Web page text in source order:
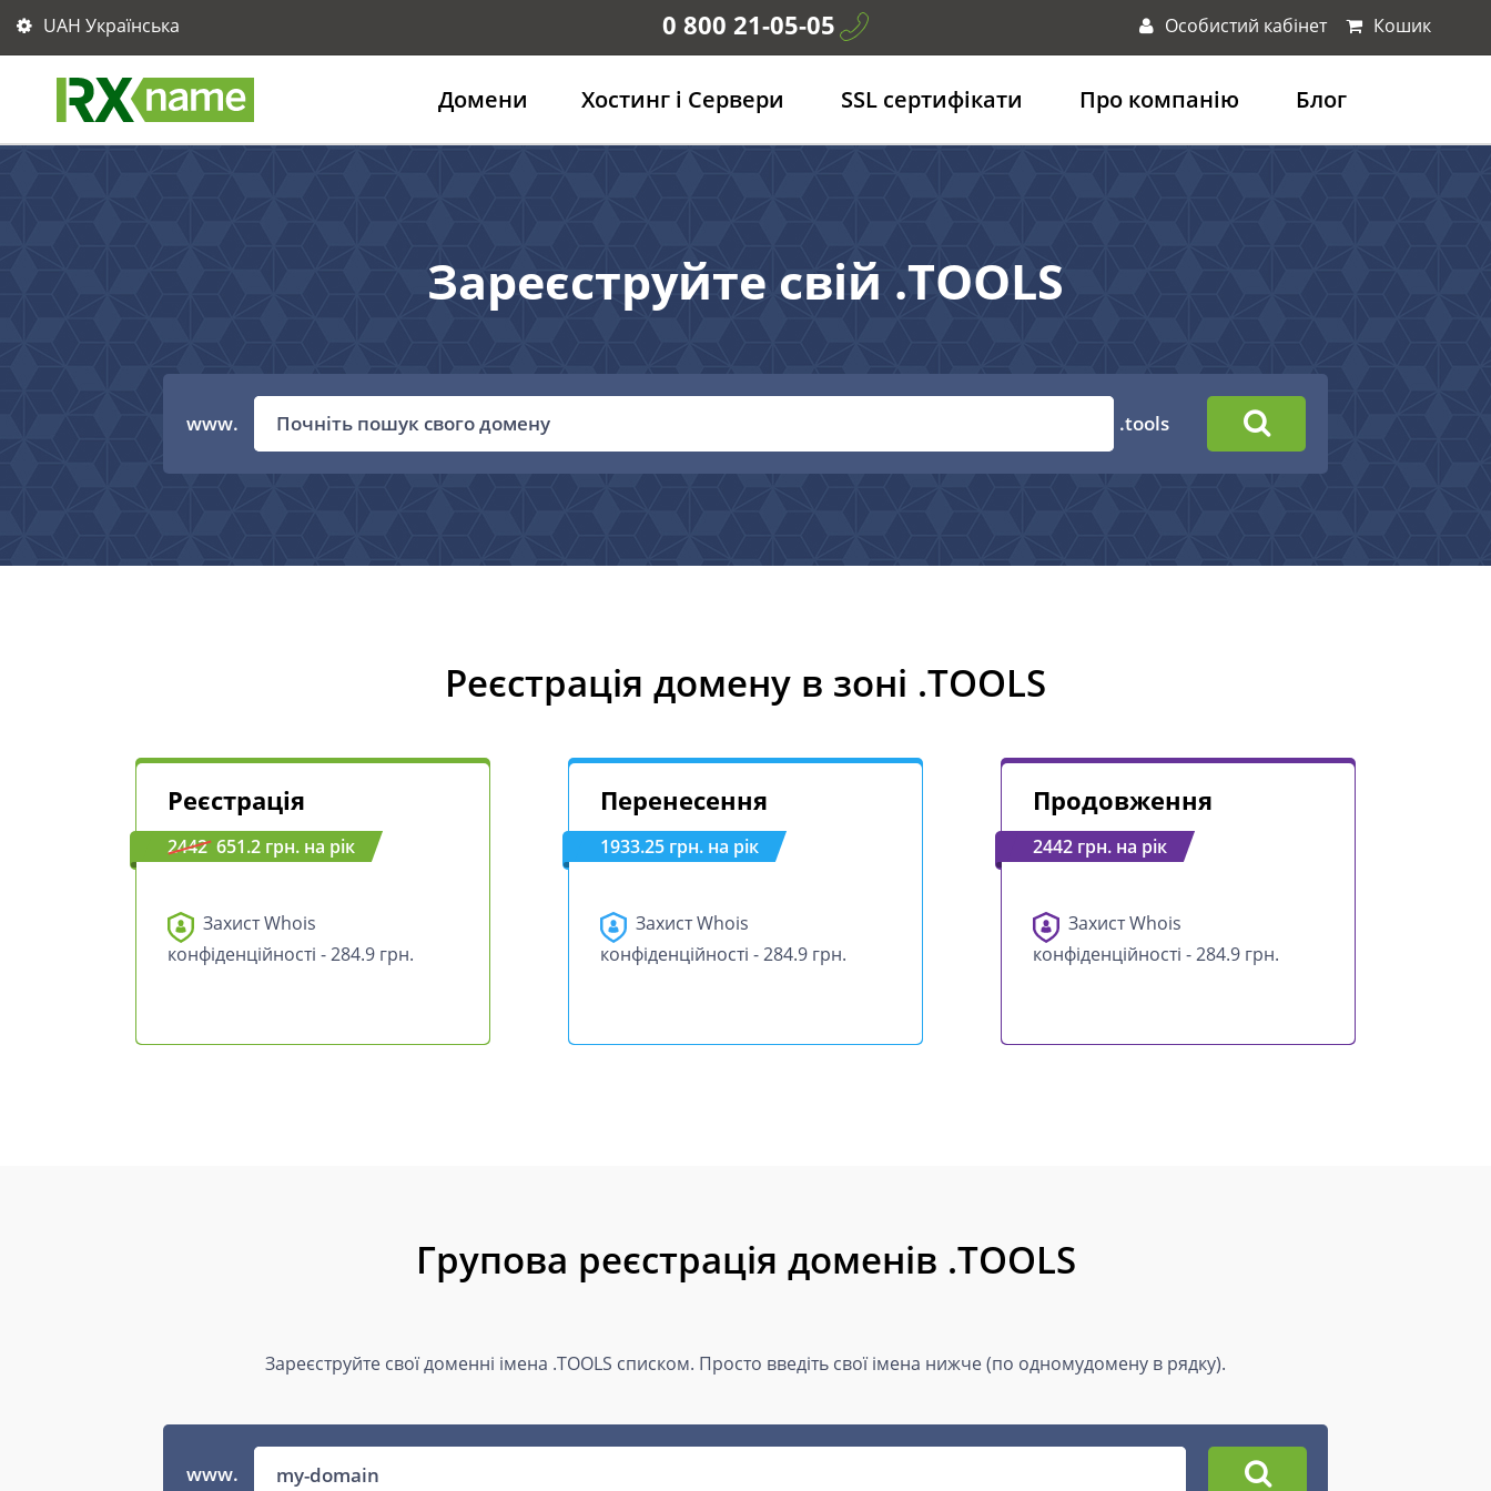
UAH Українська 0 800 21-05-05 Особистий кабінет Кошик
Домени Хостинг і Сервери SSL сертифікати Про компанію Блог
Зареєструйте свій .TOOLS
www. .tools
Реєстрація домену в зоні .TOOLS
Реєстрація
2442651.2 грн. на рік
Захист Whois
конфіденційності - 284.9 грн.
Перенесення
1933.25 грн. на рік
Захист Whois
конфіденційності - 284.9 грн.
Продовження
2442 грн. на рік
Захист Whois
конфіденційності - 284.9 грн.
Групова реєстрація доменів .TOOLS
Зареєструйте свої доменні імена .TOOLS списком. Просто введіть свої імена нижче (по одномудомену в рядку).
www.